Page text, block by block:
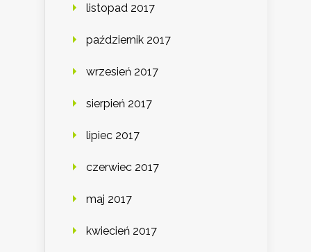
listopad 2017
październik 2017
wrzesień 2017
sierpień 2017
lipiec 2017
czerwiec 2017
maj 2017
kwiecień 2017